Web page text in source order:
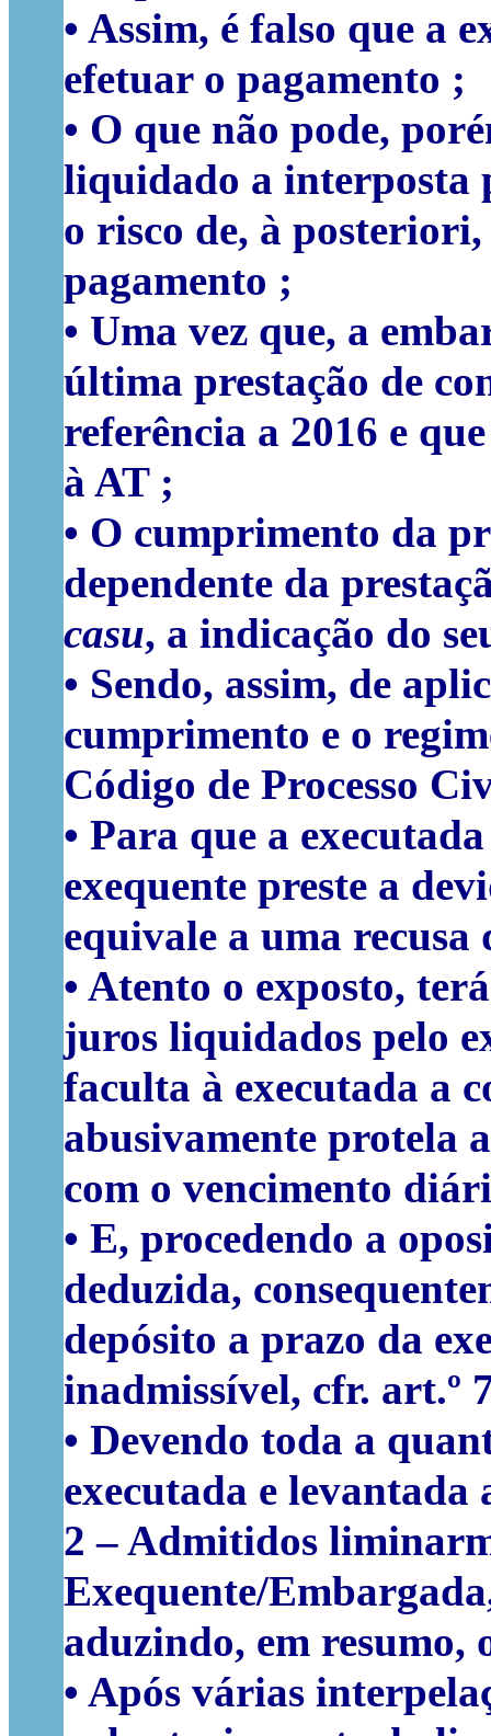
• Assim, é falso que a
efetuar o pagamento ;
• O que não pode,
liquidado a interposta
o risco de, à
pagamento ;
• Uma vez que, a
última prestação de
referência a 2016 e
à AT ;
• O cumprimento da
dependente da
casu, a indicação do
• Sendo, assim, de
cumprimento e o
Código de Processo
• Para que a
exequente preste a
equivale a uma recusa
• Atento o exposto,
juros liquidados pelo
faculta à executada a
abusivamente protela
com o vencimento
• E, procedendo a
deduzida,
depósito a prazo da
inadmissível, cfr. art.º
• Devendo toda a
executada e levantada
2 – Admitidos
Exequente/
aduzindo, em resumo,
• Após várias